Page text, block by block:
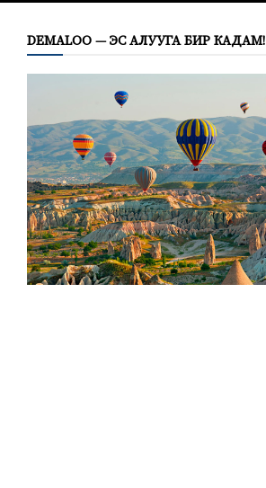
DEMALOO — ЭС АЛУУГА БИР КАДАМ!